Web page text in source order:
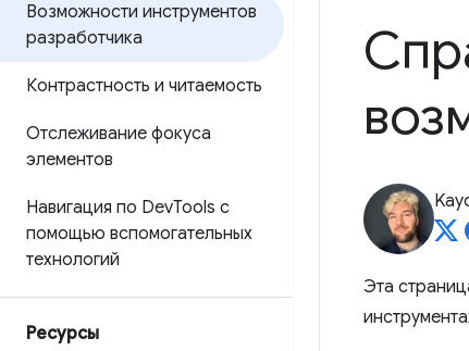
Возможности инструментов
разработчика
Контрастность и читаемость
Отслеживание фокуса
элементов
Навигация по DevTools с
помощью вспомогательных
технологий
Ресурсы
Эта